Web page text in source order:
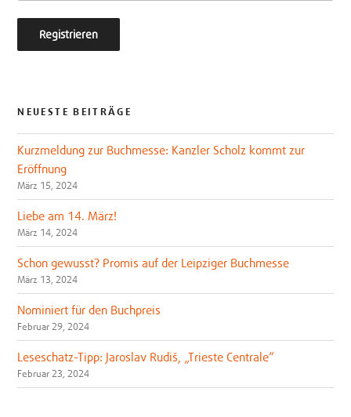
NEUESTE BEITRÄGE
Kurzmeldung zur Buchmesse: Kanzler Scholz kommt zur
Eröffnung
März 15, 2024
Liebe am 14. März!
März 14, 2024
Schon gewusst? Promis auf der Leipziger Buchmesse
März 13, 2024
Nominiert für den Buchpreis
Februar 29, 2024
Leseschatz-Tipp: Jaroslav Rudiš, „Trieste Centrale“
Februar 23, 2024